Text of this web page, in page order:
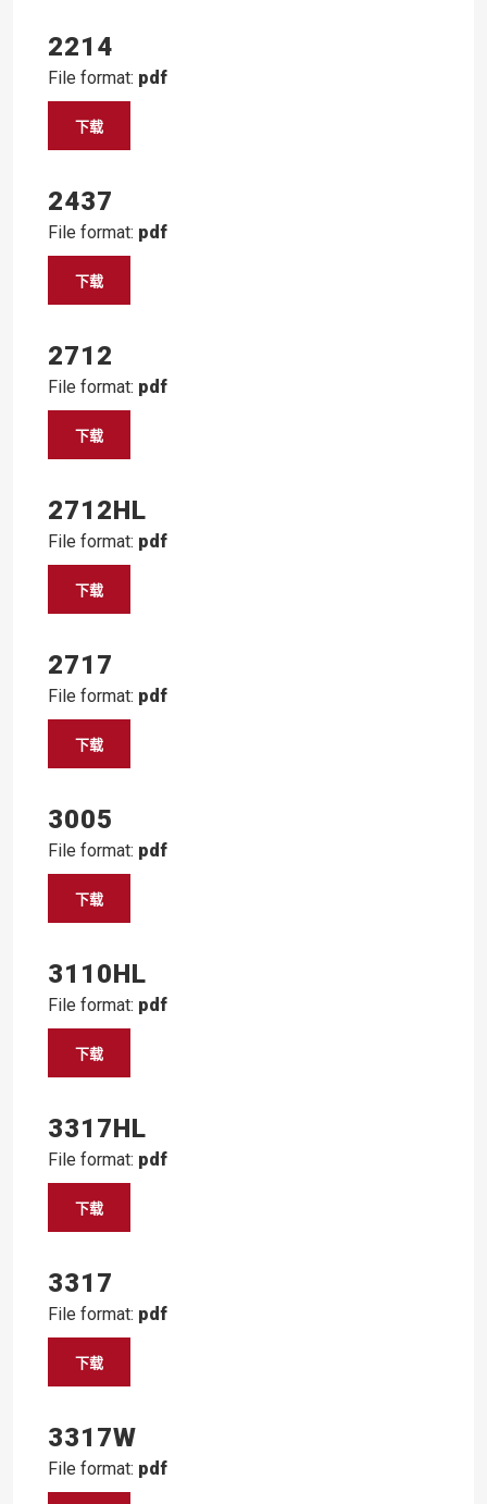
2214
File format: pdf
下载
2437
File format: pdf
下载
2712
File format: pdf
下载
2712HL
File format: pdf
下载
2717
File format: pdf
下载
3005
File format: pdf
下载
3110HL
File format: pdf
下载
3317HL
File format: pdf
下载
3317
File format: pdf
下载
3317W
File format: pdf